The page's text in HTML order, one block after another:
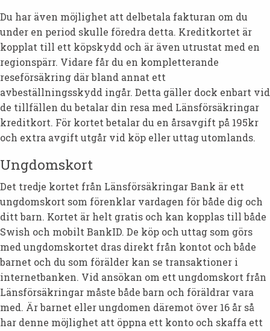
Du har även möjlighet att delbetala fakturan om du
under en period skulle föredra detta. Kreditkortet är
kopplat till ett köpskydd och är även utrustat med en
regionspärr. Vidare får du en kompletterande
reseförsäkring där bland annat ett
avbeställningsskydd ingår. Detta gäller dock enbart vid
de tillfällen du betalar din resa med Länsförsäkringar
kreditkort. För kortet betalar du en årsavgift på 195kr
och extra avgift utgår vid köp eller uttag utomlands.
Ungdomskort
Det tredje kortet från Länsförsäkringar Bank är ett
ungdomskort som förenklar vardagen för både dig och
ditt barn. Kortet är helt gratis och kan kopplas till både
Swish och mobilt BankID. De köp och uttag som görs
med ungdomskortet dras direkt från kontot och både
barnet och du som förälder kan se transaktioner i
internetbanken. Vid ansökan om ett ungdomskort från
Länsförsäkringar måste både barn och föräldrar vara
med. Är barnet eller ungdomen däremot över 16 år så
har denne möjlighet att öppna ett konto och skaffa ett